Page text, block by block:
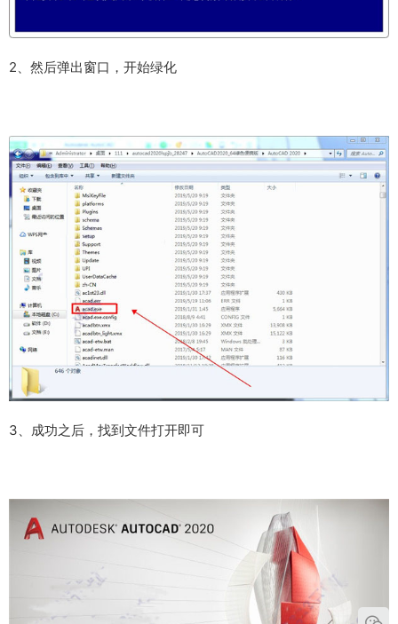
2、然后弹出窗口，开始绿化
3、成功之后，找到文件打开即可